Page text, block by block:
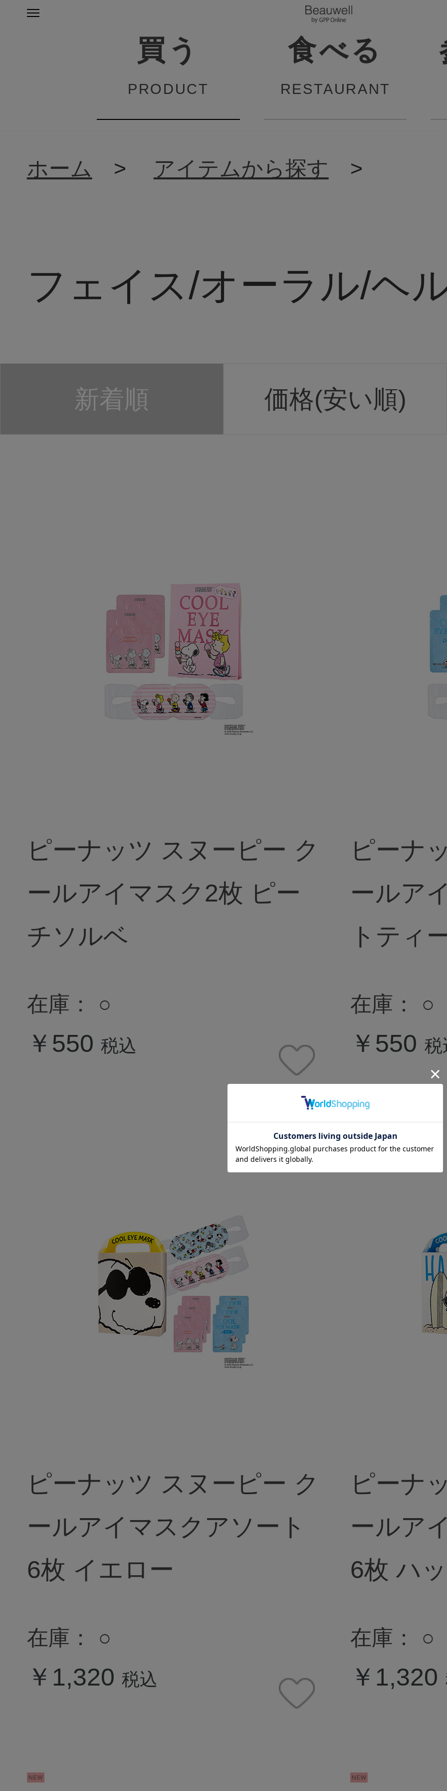
買う
PRODUCT
食べる
RESTAURANT
ホーム > アイテムから探す >
フェイス/オーラル/ヘ
新着順 価格(安い順)
ピーナッツ スヌーピー ク
ールアイマスク2枚 ピー
チソルベ
在庫： ○
￥550 税込
ピーナッツ スヌ
ールア
トティ
在庫： ○
￥550 税
ピーナッツ スヌーピー ク
ールアイマスクアソート
6枚 イエロー
在庫： ○
￥1,320 税込
ピーナ
ールア
6枚 ハ
在庫： ○
￥1,320